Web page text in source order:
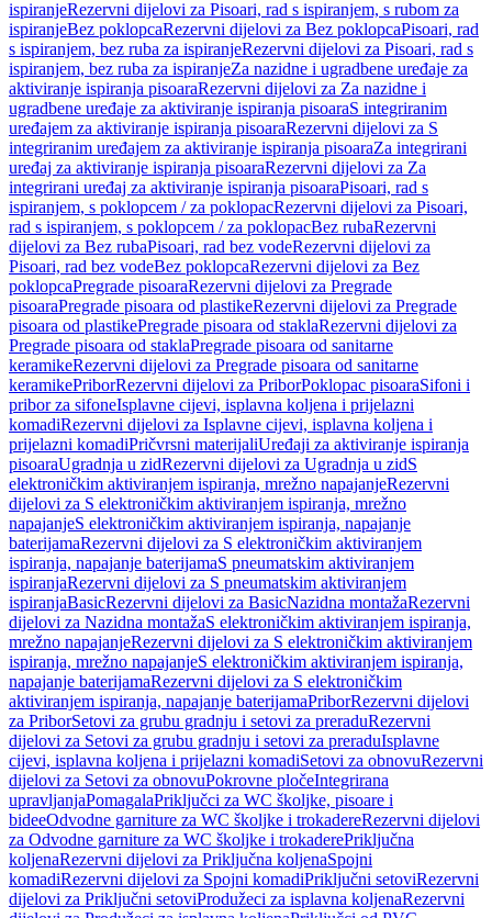
ispiranjeRezervni dijelovi za Pisoari, rad s ispiranjem, s rubom za
ispiranjeBez poklopcaRezervni dijelovi za Bez poklopcaPisoari, rad
s ispiranjem, bez ruba za ispiranjeRezervni dijelovi za Pisoari, rad s
ispiranjem, bez ruba za ispiranjeZa nazidne i ugradbene uređaje za
aktiviranje ispiranja pisoaraRezervni dijelovi za Za nazidne i
ugradbene uređaje za aktiviranje ispiranja pisoaraS integriranim
uređajem za aktiviranje ispiranja pisoaraRezervni dijelovi za S
integriranim uređajem za aktiviranje ispiranja pisoaraZa integrirani
uređaj za aktiviranje ispiranja pisoaraRezervni dijelovi za Za
integrirani uređaj za aktiviranje ispiranja pisoaraPisoari, rad s
ispiranjem, s poklopcem / za poklopacRezervni dijelovi za Pisoari,
rad s ispiranjem, s poklopcem / za poklopacBez rubaRezervni
dijelovi za Bez rubaPisoari, rad bez vodeRezervni dijelovi za
Pisoari, rad bez vodeBez poklopcaRezervni dijelovi za Bez
poklopcaPregrade pisoaraRezervni dijelovi za Pregrade
pisoaraPregrade pisoara od plastikeRezervni dijelovi za Pregrade
pisoara od plastikePregrade pisoara od staklaRezervni dijelovi za
Pregrade pisoara od staklaPregrade pisoara od sanitarne
keramikeRezervni dijelovi za Pregrade pisoara od sanitarne
keramikePriborRezervni dijelovi za PriborPoklopac pisoaraSifoni i
pribor za sifoneIsplavne cijevi, isplavna koljena i prijelazni
komadiRezervni dijelovi za Isplavne cijevi, isplavna koljena i
prijelazni komadiPričvrsni materijaliUređaji za aktiviranje ispiranja
pisoaraUgradnja u zidRezervni dijelovi za Ugradnja u zidS
elektroničkim aktiviranjem ispiranja, mrežno napajanjeRezervni
dijelovi za S elektroničkim aktiviranjem ispiranja, mrežno
napajanjeS elektroničkim aktiviranjem ispiranja, napajanje
baterijamaRezervni dijelovi za S elektroničkim aktiviranjem
ispiranja, napajanje baterijamaS pneumatskim aktiviranjem
ispiranjaRezervni dijelovi za S pneumatskim aktiviranjem
ispiranjaBasicRezervni dijelovi za BasicNazidna montažaRezervni
dijelovi za Nazidna montažaS elektroničkim aktiviranjem ispiranja,
mrežno napajanjeRezervni dijelovi za S elektroničkim aktiviranjem
ispiranja, mrežno napajanjeS elektroničkim aktiviranjem ispiranja,
napajanje baterijamaRezervni dijelovi za S elektroničkim
aktiviranjem ispiranja, napajanje baterijamaPriborRezervni dijelovi
za PriborSetovi za grubu gradnju i setovi za preraduRezervni
dijelovi za Setovi za grubu gradnju i setovi za preraduIsplavne
cijevi, isplavna koljena i prijelazni komadiSetovi za obnovuRezervni
dijelovi za Setovi za obnovuPokrovne pločeIntegrirana
upravljanjaPomagalaPriključci za WC školjke, pisoare i
bideeOdvodne garniture za WC školjke i trokadereRezervni dijelovi
za Odvodne garniture za WC školjke i trokaderePriključna
koljenaRezervni dijelovi za Priključna koljenaSpojni
komadiRezervni dijelovi za Spojni komadiPriključni setoviRezervni
dijelovi za Priključni setoviProdužeci za isplavna koljenaRezervni